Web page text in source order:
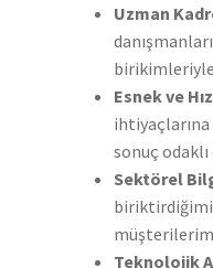
Uzman
Esnek ve
ihtiyaçlarına
sonuç
Sektörel
Teknolojik